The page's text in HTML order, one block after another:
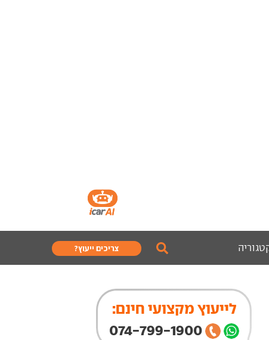
צריכים ייעוץ?
לייעוץ מקצועי חינם:
074-799-1900